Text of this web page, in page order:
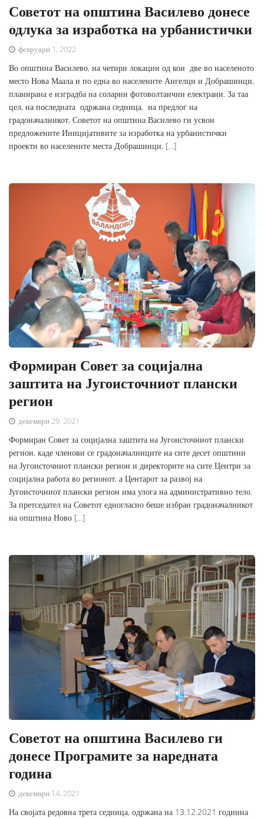
Советот на општина Василево донесе
одлука за изработка на урбанистички
февруари 1, 2022
Во општина Василево, на четири локации од кои две во населеното
место Нова Маала и по една во населените Ангелци и Добрашинци,
планирана е изградба на соларни фотоволтаични електрани. За таа
цел, на последната одржана седница, на предлог на
градоначалникот, Советот на општина Василево ги усвои
предложените Иницијативите за изработка на урбанистички
проекти во населените места Добрашинци, […]
Формиран Совет за социјална
заштита на Југоисточниот плански
регион
декември 29, 2021
Формиран Совет за социјална заштита на Југоисточниот плански
регион, каде членови се градоначалниците на сите десет општини
на Југоисточниот плански регион и директорите на сите Центри за
социјална работа во регионот, а Центарот за развој на
Југоисточниот плански регион има улога на административно тело.
За претседател на Советот едногласно беше избран градоначалникот
на општина Ново […]
Советот на општина Василево ги
донесе Програмите за наредната
година
декември 14, 2021
На својата редовна трета седница, одржана на 13.12.2021 годиина